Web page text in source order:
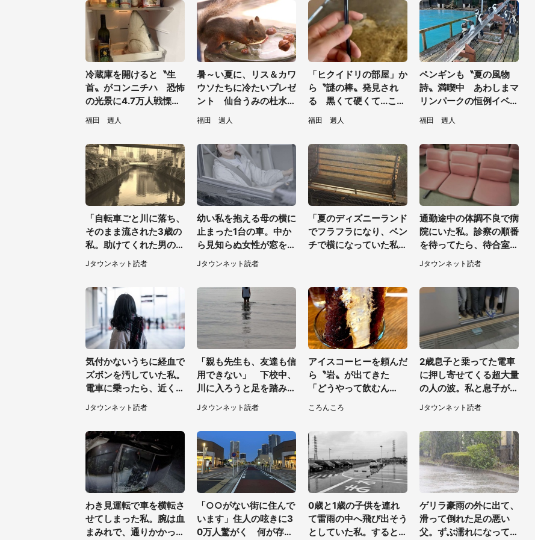
冷蔵庫を開けると〝生
首〟がコンニチハ 恐怖
の光景に4.7万人戦慄
「こわい！こわい！」
「叫びそう」
福田 週人
暑～い夏に、リス＆カワ
ウソたちに冷たいプレゼ
ント 仙台うみの杜水族
館の企画がやさしい【7
／31～8／23】
福田 週人
「ヒクイドリの部屋」か
ら〝謎の棒〟発見され
る 黒くて硬くて...これ
は何？動物園に聞く
福田 週人
ペンギンも〝夏の風物
詩〟満喫中 あわしまマ
リンパークの恒例イベン
トに2.2万興奮「ずっと
見てたい」
福田 週人
「自転車ごと川に落ち、
そのまま流された3歳の
私。助けてくれた男の子
が私の母に言ったの
は...」（千葉県・20代
女性）
Jタウンネット読者
幼い私を抱える母の横に
止まった1台の車。中か
ら見知らぬ女性が窓を開
けて...（東京都・40代
男性）
Jタウンネット読者
「夏のディズニーランド
でフラフラになり、ベン
チで横になっていた私。
県・20代女性）
通勤途中の体調不良で病
院にいた私。診察の順番
を待ってたら、待合室の
老人たちが（千葉県・5
0代男性）
Jタウンネット読者
気付かないうちに経血で
ズボンを汚していた私。
電車に乗ったら、近くの
女性客が小さな声で（千
葉県・10代女性）
Jタウンネット読者
「親も先生も、友達も信
用できない」 下校中、
川に入ろうと足を踏み出
した女子高生と、彼女を
止めた予想外の存在
Jタウンネット読者
アイスコーヒーを頼んだ
ら〝岩〟が出てきた
「どうやって飲むん
ころんころ
2歳息子と乗ってた電車
に押し寄せてくる超大量
の人の波。私と息子が絶
叫していると、若いカッ
プルの乗客が...（東京
Jタウンネット読者
わき見運転で車を横転さ
せてしまった私。腕は血
まみれで、通りかかった
「○○がない街に住んで
います」住人の呟きに3
0万人驚がく 何が存在
0歳と1歳の子供を連れ
て雷雨の中へ飛び出そう
としていた私。すると突
ゲリラ豪雨の外に出て、
滑って倒れた足の悪い
父。ずぶ濡れになって助